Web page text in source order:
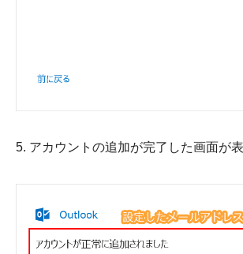
5. アカウントの追加が完了した画面が表